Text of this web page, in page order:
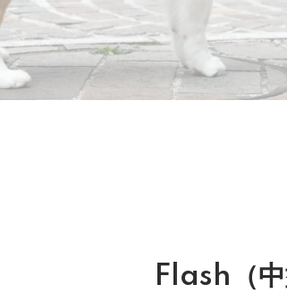
Flash（